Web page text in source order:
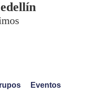
Eventos